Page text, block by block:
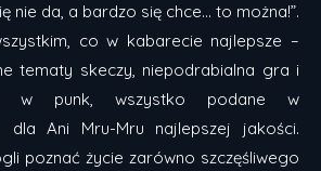
nie da, a bardzo się chce… to można!”.
co w kabarecie najlepsze –
tematy skeczy, niepodrabialna gra i
w punk, wszystko podane w
dla Ani Mru-Mru najlepszej jakości.
poznać życie zarówno szczęśliwego